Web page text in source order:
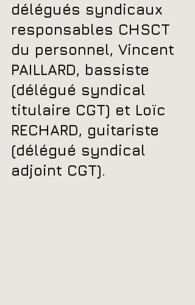
délégués syndicaux
responsables CHSCT
du personnel, Vincent
PAILLARD, bassiste
(délégué syndical
titulaire CGT) et Loïc
RECHARD, guitariste
(délégué syndical
adjoint CGT).